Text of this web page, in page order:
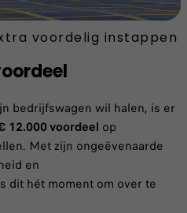
voordelig instappen
bedrijfswagen wil halen, is er
12.000 voordeel op
Met zijn ongeëvenaarde
en
dit hét moment om over te